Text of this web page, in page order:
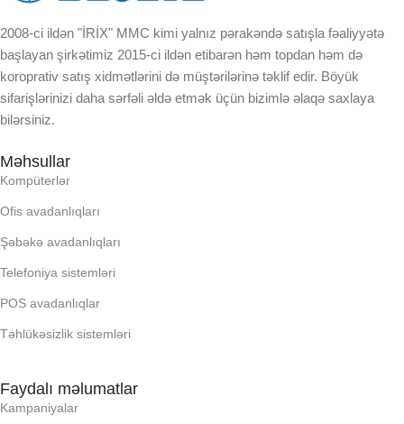
KORPUSUN RNGI:
LCD
PROCESSOR
PROSESSOR
RAM
KORPUSUN RNGI:
2008-ci ildən "İRİX" MMC kimi yalnız pərakəndə satışla fəaliyyətə
başlayan şirkətimiz 2015-ci ildən etibarən həm topdan həm də
koroprativ satış xidmətlərini də müştərilərinə təklif edir. Böyük
sifarişlərinizi daha sərfəli əldə etmək üçün bizimlə əlaqə saxlaya
bilərsiniz.
Məhsullar
Kompüterlər
Ofis avadanlıqları
Şəbəkə avadanlıqları
Telefoniya sistemləri
POS avadanlıqlar
Təhlükəsizlik sistemləri
Faydalı məlumatlar
Kampaniyalar